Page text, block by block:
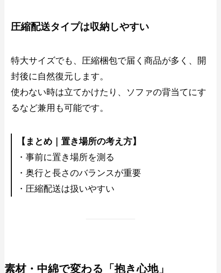
圧縮配送タイプは収納しやすい
特大サイズでも、圧縮梱包で届く商品が多く、開
封後に自然復元します。
使わない時は立てかけたり、ソファの背当てにす
るなど兼用も可能です。
【まとめ｜置き場所の考え方】
・事前に置き場所を測る
・奥行と長さのバランスが重要
・圧縮配送は扱いやすい
素材・中綿で変わる「抱き心地」